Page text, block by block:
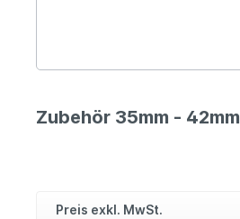
Zubehör 35mm - 42mm
Preis exkl. MwSt.